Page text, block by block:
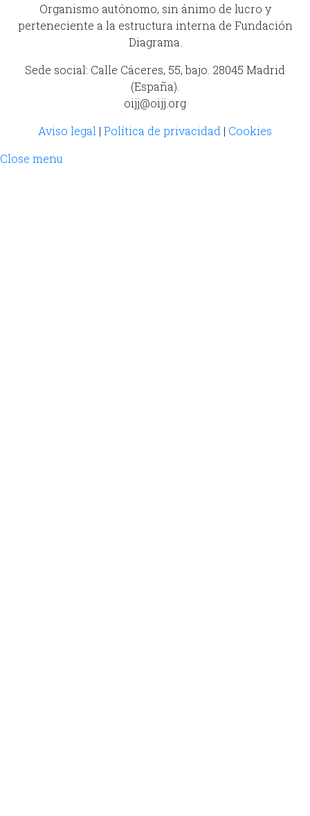
Organismo autónomo, sin ánimo de lucro y
perteneciente a la estructura interna de Fundación
Diagrama.
Sede social: Calle Cáceres, 55, bajo. 28045 Madrid
(España).
oijj@oijj.org
Aviso legal | Política de privacidad | Cookies
Close menu